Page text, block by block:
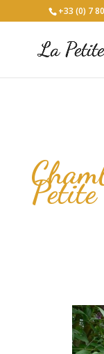
+33 (0) 7
Petite